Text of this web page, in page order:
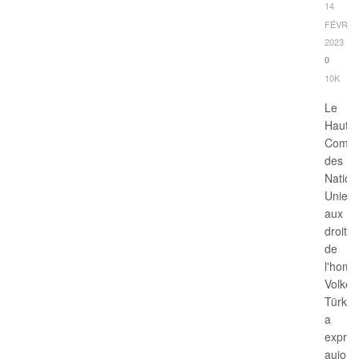
14
2023
0
10K
Le
Haut-
des
Unies
aux
droits
de
Volker
Türk,
a